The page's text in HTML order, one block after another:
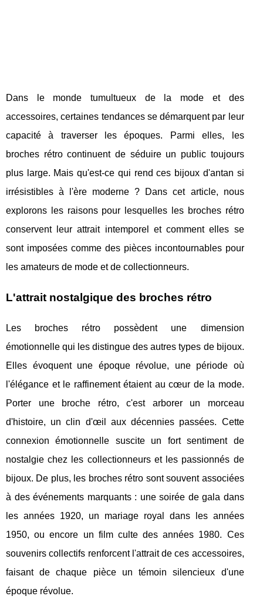
Dans le monde tumultueux de la mode et des
accessoires, certaines tendances se démarquent par leur
capacité à traverser les époques. Parmi elles, les
broches rétro continuent de séduire un public toujours
plus large. Mais qu'est-ce qui rend ces bijoux d'antan si
irrésistibles à l'ère moderne ? Dans cet article, nous
explorons les raisons pour lesquelles les broches rétro
conservent leur attrait intemporel et comment elles se
sont imposées comme des pièces incontournables pour
les amateurs de mode et de collectionneurs.
L'attrait nostalgique des broches rétro
Les broches rétro possèdent une dimension
émotionnelle qui les distingue des autres types de bijoux.
Elles évoquent une époque révolue, une période où
l'élégance et le raffinement étaient au cœur de la mode.
Porter une broche rétro, c'est arborer un morceau
d'histoire, un clin d'œil aux décennies passées. Cette
connexion émotionnelle suscite un fort sentiment de
nostalgie chez les collectionneurs et les passionnés de
bijoux. De plus, les broches rétro sont souvent associées
à des événements marquants : une soirée de gala dans
les années 1920, un mariage royal dans les années
1950, ou encore un film culte des années 1980. Ces
souvenirs collectifs renforcent l'attrait de ces accessoires,
faisant de chaque pièce un témoin silencieux d'une
époque révolue.